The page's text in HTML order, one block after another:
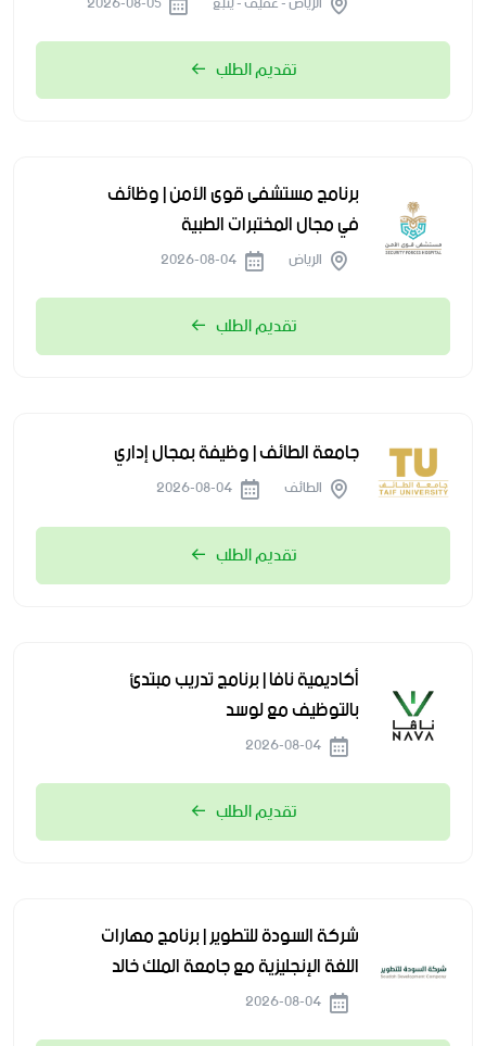
تقديم الطلب
برنامج مستشفى قوى الأمن | وظائف
في مجال المختبرات الطبية
الرياض
تقديم الطلب
جامعة الطائف | وظيفة بمجال إداري
الطائف
تقديم الطلب
أكاديمية نافا | برنامج تدريب مبتدئ
بالتوظيف مع لوسد
تقديم الطلب
شركة السودة للتطوير | برنامج مهارات
اللغة الإنجليزية مع جامعة الملك خالد